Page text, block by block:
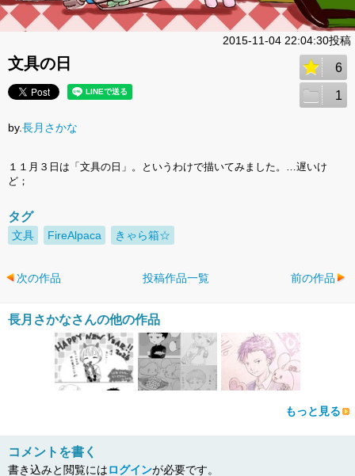
2015-11-04 22:04:30投稿
文具の日 6
1
by.長月さかな
１１月３日は「文具の日」。というわけで描いてみました。…遅いけ
ど；
タグ
文具 FireAlpaca きゃら箱☆
次の作品 投稿作品一覧 前の作品
長月さかなさんの他の作品
もっと見る
コメントを書く
書き込みと閲覧にはログインが必要です。